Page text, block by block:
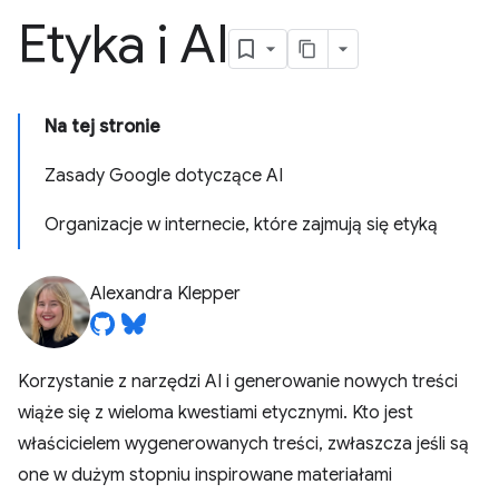
Etyka i AI
Na tej stronie
Zasady Google dotyczące AI
Organizacje w internecie, które zajmują się etyką
Alexandra Klepper
Korzystanie z narzędzi AI i generowanie nowych treści
wiąże się z wieloma kwestiami etycznymi. Kto jest
właścicielem wygenerowanych treści, zwłaszcza jeśli są
one w dużym stopniu inspirowane materiałami